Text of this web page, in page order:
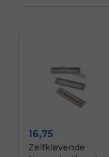
Prijs
16,75
Zelfklevende